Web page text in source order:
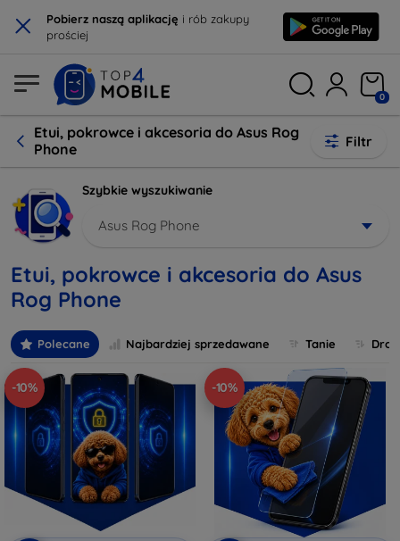
× Pobierz naszą aplikację i rób zakupy
prościej
0
Etui, pokrowce i akcesoria do Asus Rog
Phone
Filtr
Szybkie wyszukiwanie
Asus Rog Phone
Etui, pokrowce i akcesoria do Asus
Rog Phone
Polecane Najbardziej sprzedawane Tanie
-10% -10%